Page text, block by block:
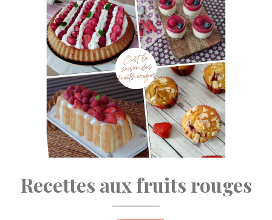
Recettes aux fruits rouges